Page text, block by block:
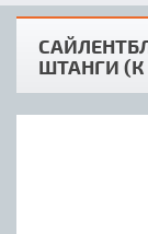
ШТАНГИ (К